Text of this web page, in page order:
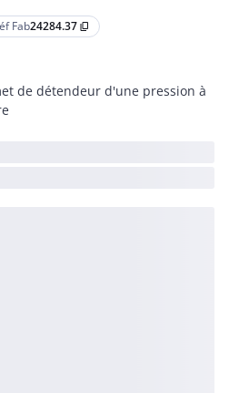
Fab24284.37 content_copy
de détendeur d'une pression à